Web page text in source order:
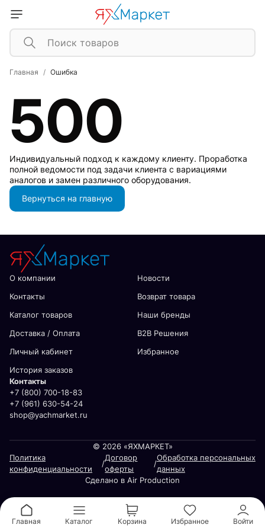
Главная Ошибка
500
Индивидуальный подход к каждому клиенту. Проработка
полной ведомости под задачи клиента с вариациями
аналогов и замен различного оборудования.
Вернуться на главную
О компании
Новости
Контакты
Возврат товара
Каталог товаров
Наши бренды
Доставка / Оплата
В2В Решения
Личный кабинет
Избранное
История заказов
Контакты
+7 (800) 700-18-83
+7 (961) 630-54-24
shop@yachmarket.ru
© 2026 «ЯХМАРКЕТ»
Политика
конфиденциальности
/
Договор
оферты
/
Обработка персональных
данных
Сделано в Air Production
Главная Каталог Корзина Избранное Войти